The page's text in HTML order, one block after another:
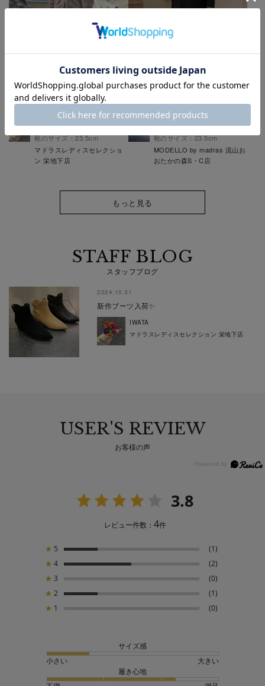
IWATA
靴のサイズ：23.5cm
マドラスレディスセレクショ
ン 栄地下店
y.a
靴のサイズ：23.5cm
MODELLO by madras 流山お
おたかの森S・C店
もっと見る
STAFF BLOG
スタッフブログ
2024.10.31
新作ブーツ入荷✨
IWATA
マドラスレディスセレクション 栄地下店
USER'S REVIEW
お客様の声
3.8
レビュー件数： 4件
★ 5
(1)
★ 4
(2)
★ 3
(0)
★ 2
(1)
★ 1 (0)
サイズ感
小さい
大きい
履き心地